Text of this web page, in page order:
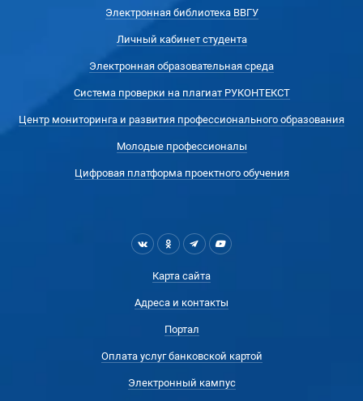
Электронная библиотека ВВГУ
Личный кабинет студента
Электронная образовательная среда
Система проверки на плагиат РУКОНТЕКСТ
Центр мониторинга и развития профессионального образования
Молодые профессионалы
Цифровая платформа проектного обучения
Карта сайта
Адреса и контакты
Портал
Оплата услуг банковской картой
Электронный кампус